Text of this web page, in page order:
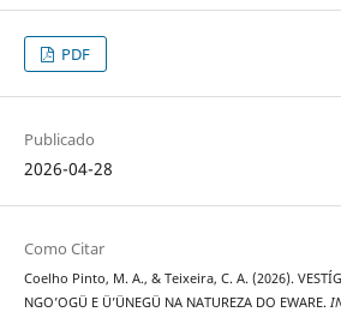
PDF
Publicado
2026-04-28
Como Citar
Coelho Pinto, M. A., & Teixeira, C. A. (2026).
NGO’OGÜ E Ü’ÜNEGÜ NA NATUREZA DO EWARE.